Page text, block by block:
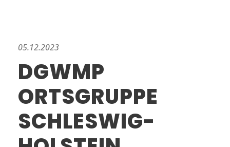
05.12.2023
DGWMP
ORTSGRUPPE
SCHLESWIG-